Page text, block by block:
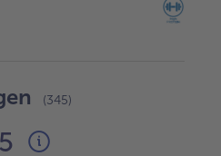
(345)